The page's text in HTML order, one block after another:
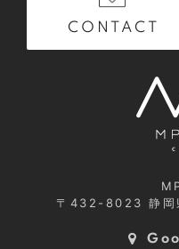
CONTACT
〒432-8023静